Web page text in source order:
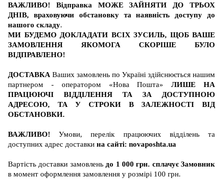
ВАЖЛИВО! Відправка МОЖЕ ЗАЙНЯТИ ДО ТРЬОХ
ДНІВ, враховуючи обстановку та наявність доступу до
нашого складу.
МИ БУДЕМО ДОКЛАДАТИ ВСІХ ЗУСИЛЬ, ЩОБ ВАШЕ
ЗАМОВЛЕННЯ ЯКОМОГА СКОРІШЕ БУЛО
ВІДПРАВЛЕНО!
ДОСТАВКА Ваших замовлень по Україні здійснюється нашим
партнером - оператором «Нова Пошта»ЛИШЕ НА
ПРАЦЮЮЧІ ВІДДІЛЕННЯ ТА ЗА ДОСТУПНОЮ
АДРЕСОЮ, ТА У СТРОКИ В ЗАЛЕЖНОСТІ ВІД
ОБСТАНОВКИ.
ВАЖЛИВО! Умови, перелік працюючих відділень та
доступних адрес доставки на сайті: novaposhta.ua
Вартість доставки замовлень до 1 000 грн. сплачує Замовник
в момент оформлення замовлення у розмірі 100 грн.